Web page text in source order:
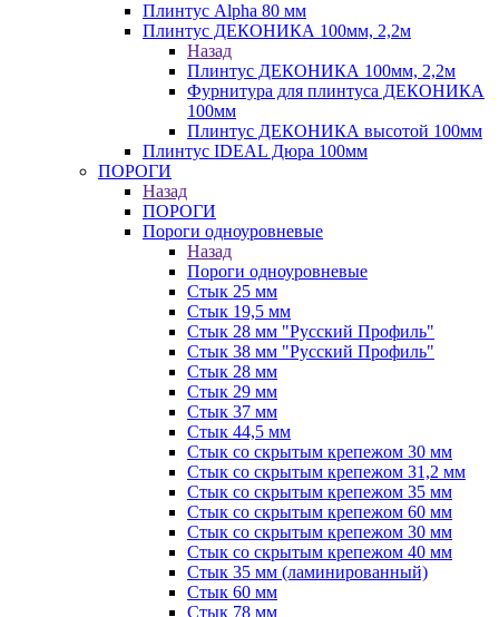
Плинтус Alpha 80 мм
Плинтус ДЕКОНИКА 100мм, 2,2м
Назад
Плинтус ДЕКОНИКА 100мм, 2,2м
Фурнитура для плинтуса ДЕКОНИКА
100мм
Плинтус ДЕКОНИКА высотой 100мм
Плинтус IDEAL Дюра 100мм
ПОРОГИ
Назад
ПОРОГИ
Пороги одноуровневые
Назад
Пороги одноуровневые
Стык 25 мм
Стык 19,5 мм
Стык 28 мм "Русский Профиль"
Стык 38 мм "Русский Профиль"
Стык 28 мм
Стык 29 мм
Стык 37 мм
Стык 44,5 мм
Стык со скрытым крепежом 30 мм
Стык со скрытым крепежом 31,2 мм
Стык со скрытым крепежом 35 мм
Стык со скрытым крепежом 60 мм
Стык со скрытым крепежом 30 мм
Стык со скрытым крепежом 40 мм
Стык 35 мм (ламинированный)
Стык 60 мм
Стык 78 мм